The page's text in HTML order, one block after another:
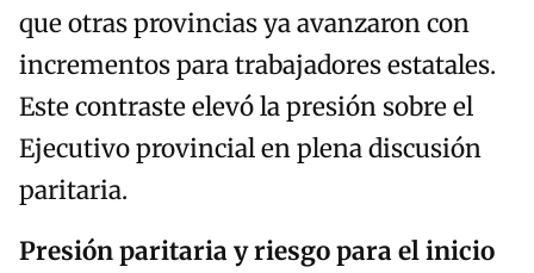
que otras provincias ya avanzaron con
incrementos para trabajadores estatales.
Este contraste elevó la presión sobre el
Ejecutivo provincial en plena discusión
paritaria.
Presión paritaria y riesgo para el inicio